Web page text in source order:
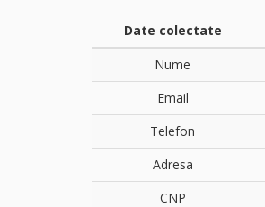
Date colectate
Nume
Email
Telefon
Adresa
CNP